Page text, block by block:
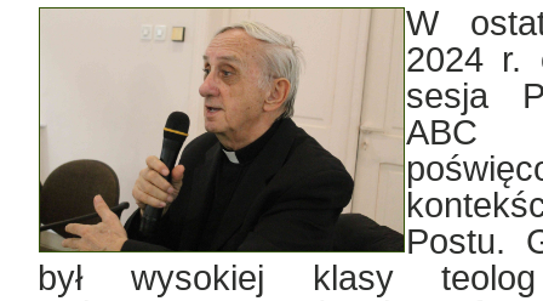
W
2024 r.
sesja
ABC
Postu.
był wysokiej klasy